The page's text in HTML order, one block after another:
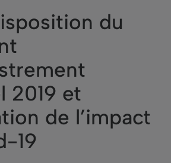
du
2019 et
de l’impact
19